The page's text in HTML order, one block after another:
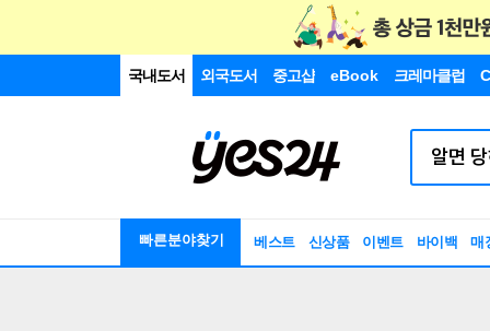
국내도서 외국도서 중고샵 eBook 크레마클럽
빠른분야찾기 베스트 신상품 이벤트 바이백 매